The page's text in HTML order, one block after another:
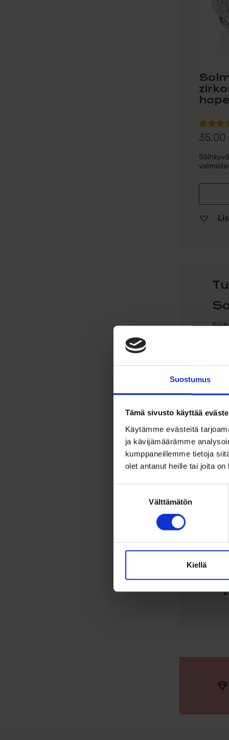
Suostumus
Tämä sivusto käyttää
Käytämme evästeitä
ja kävijämäärämme
kumppaneillemme tietoja
olet antanut heille tai joita
Välttämätön
Kiellä
5.00/ 5
35,00